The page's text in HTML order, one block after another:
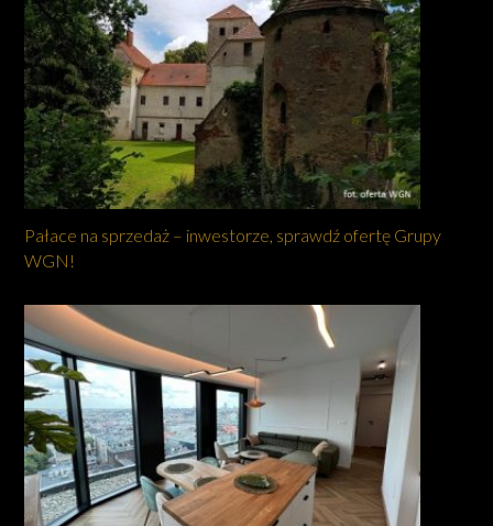
Pałace na sprzedaż – inwestorze, sprawdź ofertę Grupy
WGN!